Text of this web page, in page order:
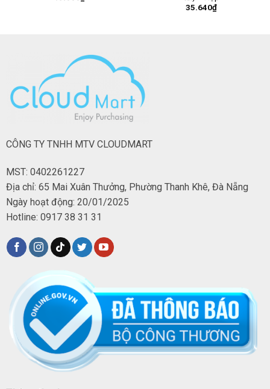
35.640₫
CÔNG TY TNHH MTV CLOUDMART
MST: 0402261227
Địa chỉ: 65 Mai Xuân Thưởng, Phường Thanh Khê, Đà Nẵng
Ngày hoạt động: 20/01/2025
Hotline: 0917 38 31 31